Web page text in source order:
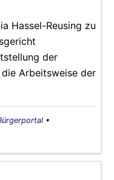
Hassel-Reusing zu
der
Arbeitsweise der
•